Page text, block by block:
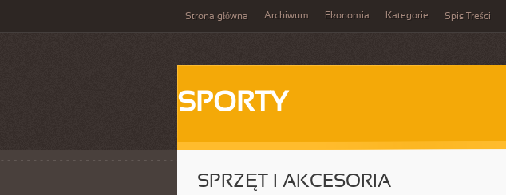
Strona główna Archiwum Ekonomia Kategorie Spis Treści
SPORTY
SPRZĘT I AKCESORIA